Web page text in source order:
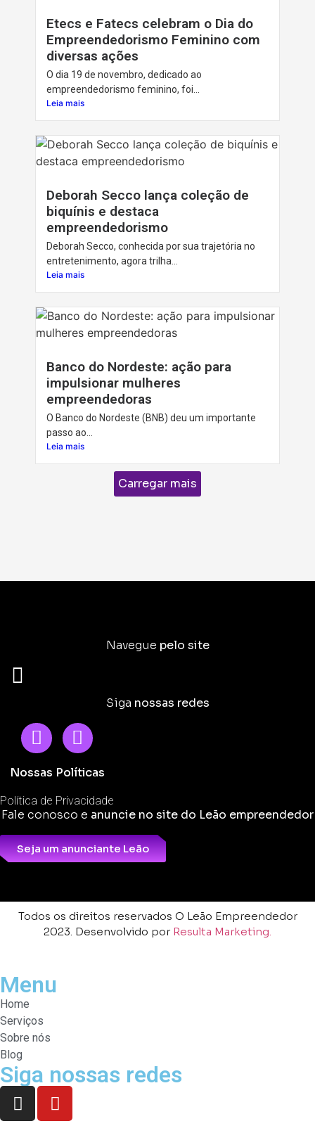
Etecs e Fatecs celebram o Dia do
Empreendedorismo Feminino com
diversas ações
O dia 19 de novembro, dedicado ao
empreendedorismo feminino, foi...
Leia mais
Deborah Secco lança coleção de
biquínis e destaca
empreendedorismo
Deborah Secco, conhecida por sua trajetória no
entretenimento, agora trilha...
Leia mais
Banco do Nordeste: ação para
impulsionar mulheres
empreendedoras
O Banco do Nordeste (BNB) deu um importante
passo ao...
Leia mais
Carregar mais
Navegue pelo site
Siga nossas redes
Nossas Políticas
Política de Privacidade
Fale conosco e anuncie no site do Leão empreendedor
Seja um anunciante Leão
Todos os direitos reservados O Leão Empreendedor
2023. Desenvolvido por Resulta Marketing.
Menu
Home
Serviços
Sobre nós
Blog
Siga nossas redes